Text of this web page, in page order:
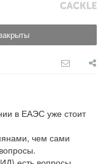
в ЕАЭС уже стоит
чем сами